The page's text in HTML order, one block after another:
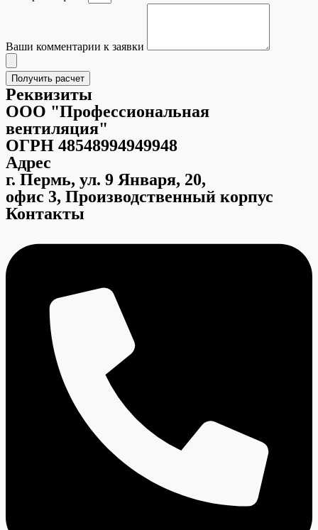
Ваши комментарии к заявки
Получить расчет
Реквизиты
ООО "Профессиональная
вентиляция"
ОГРН 48548994949948
Адрес
г. Пермь, ул. 9 Января, 20,
офис 3, Производственный корпус
Контакты